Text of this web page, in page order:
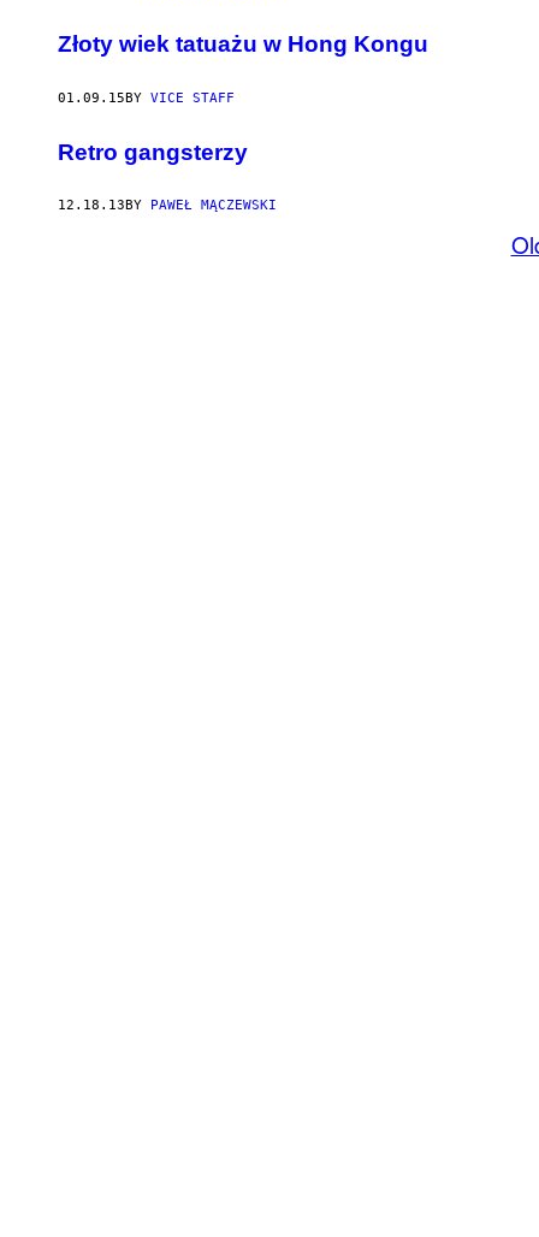
Złoty wiek tatuażu w Hong Kongu
01.09.15BY VICE STAFF
Retro gangsterzy
12.18.13 BY PAWEŁ MĄCZEWSKI